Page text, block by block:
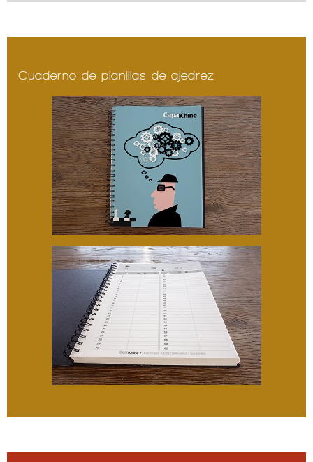
Cuaderno de planillas de ajedrez